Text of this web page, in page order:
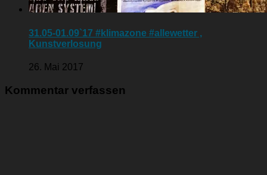
31.05-01.09`17 #klimazone #allewetter ,
Kunstverlosung
26. Mai 2017
Kommentar verfassen